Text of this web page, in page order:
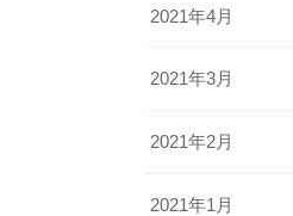
2021年4月
2021年3月
2021年2月
2021年1月